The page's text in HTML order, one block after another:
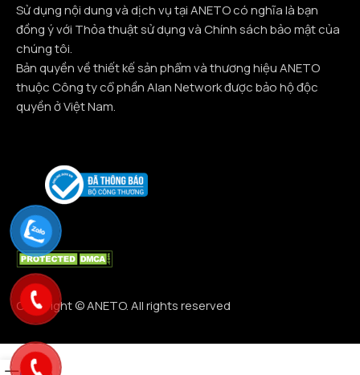
Sử dụng nội dung và dịch vụ tại ANETO có nghĩa là bạn
đồng ý với Thỏa thuật sử dụng và Chính sách bảo mật của
chúng tôi.
Bản quyền về thiết kế sản phẩm và thương hiệu ANETO
thuộc Công ty cổ phần Alan Network được bảo hộ độc
quyền ở Việt Nam.
Copyright © ANETO. All rights reserved